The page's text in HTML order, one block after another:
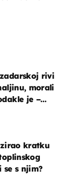
rivi
morali
je –
kratku
se s njim?